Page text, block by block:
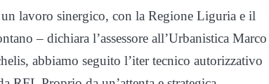
lavoro sinergico, con la Regione Liguria e il
– dichiara l’assessore all’Urbanistica Marco
abbiamo seguito l’iter tecnico autorizzativo